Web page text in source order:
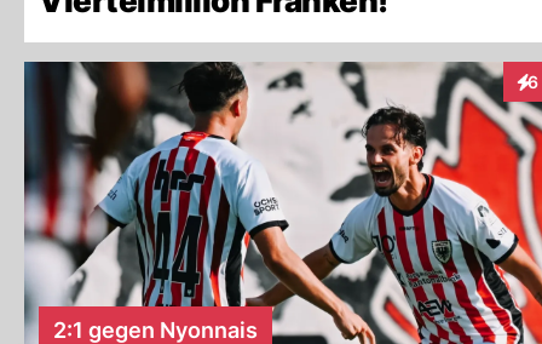
6
2:1 gegen Nyonnais